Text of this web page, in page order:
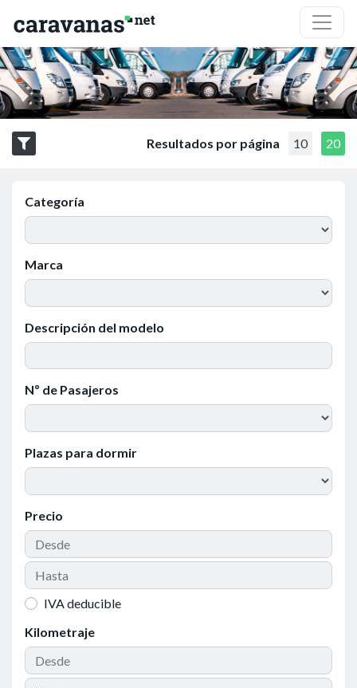
Resultados por página 10 20
Categoría
Marca
Descripción del modelo
Nº de Pasajeros
Plazas para dormir
Precio
IVA deducible
Kilometraje